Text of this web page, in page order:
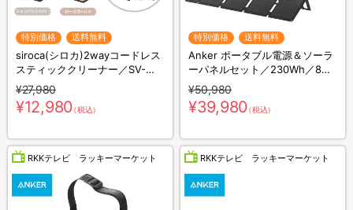
特別価格 送料無料
siroca(シロカ)2wayコードレス
スティッククリーナー／SV-
S281
¥27,980
¥12,980（税込）
特別価格 送料無料
Anker ポータブル電源＆ソーラ
ーパネルセット／230Wh／8ポ
ート／防災グッズ／災害対策
¥50,980
¥39,980（税込）
RKKテレビ ラッキーマーケット RKKテレビ ラッキーマーケット